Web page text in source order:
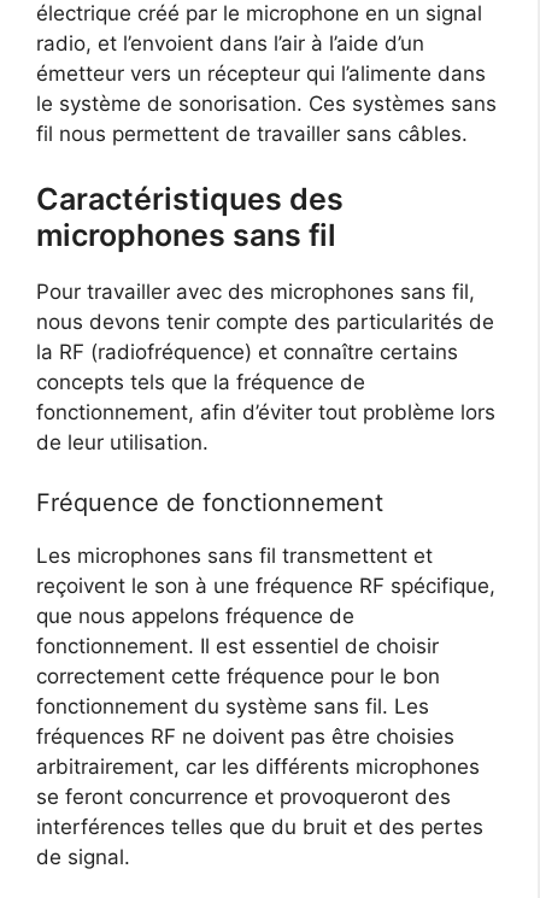
électrique créé par le microphone en un signal
radio, et l’envoient dans l’air à l’aide d’un
émetteur vers un récepteur qui l’alimente dans
le système de sonorisation. Ces systèmes sans
fil nous permettent de travailler sans câbles.
Caractéristiques des
microphones sans fil
Pour travailler avec des microphones sans fil,
nous devons tenir compte des particularités de
la RF (radiofréquence) et connaître certains
concepts tels que la fréquence de
fonctionnement, afin d’éviter tout problème lors
de leur utilisation.
Fréquence de fonctionnement
Les microphones sans fil transmettent et
reçoivent le son à une fréquence RF spécifique,
que nous appelons fréquence de
fonctionnement. Il est essentiel de choisir
correctement cette fréquence pour le bon
fonctionnement du système sans fil. Les
fréquences RF ne doivent pas être choisies
arbitrairement, car les différents microphones
se feront concurrence et provoqueront des
interférences telles que du bruit et des pertes
de signal.